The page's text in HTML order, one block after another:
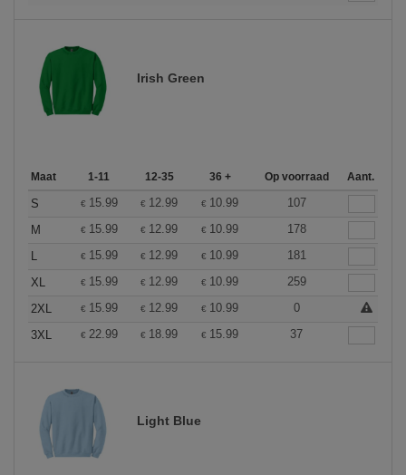
Irish Green
Maat 1-11 12-35 36 + Op voorraad Aant.
S € 15.99 € 12.99 € 10.99
107
M
€ 15.99 € 12.99 € 10.99
178
L
€ 15.99 € 12.99 € 10.99
181
XL
€ 15.99 € 12.99 € 10.99
259
2XL
€ 15.99 € 12.99 € 10.99
0
3XL
€ 22.99 € 18.99 € 15.99 37
Light Blue